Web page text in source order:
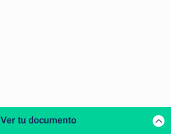
Ver tu documento